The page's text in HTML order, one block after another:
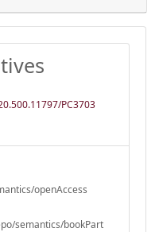
PC3703
openAccess
semantics/bookPart